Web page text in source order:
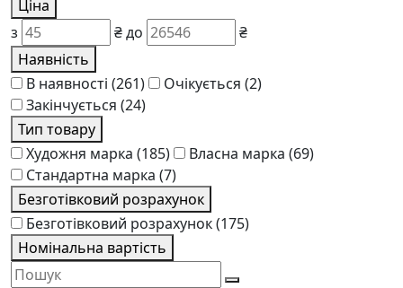
Ціна
з
₴до
₴
Наявність
В наявності (261) Очікується (2)
Закінчується (24)
Тип товару
Художня марка (185) Власна марка (69)
Стандартна марка (7)
Безготівковий розрахунок
Безготівковий розрахунок(175)
Номінальна вартість